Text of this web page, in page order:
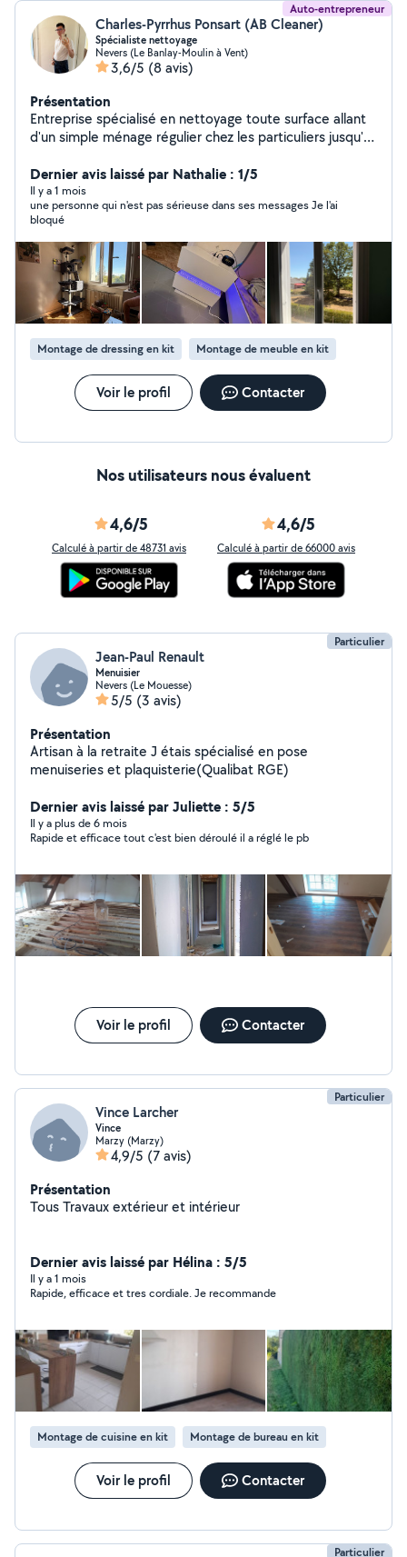
Auto-entrepreneur
Charles-Pyrrhus Ponsart (AB Cleaner)
Spécialiste nettoyage
Nevers (Le Banlay-Moulin à Vent)
3,6/5 (8 avis)
Présentation
Entreprise spécialisé en nettoyage toute surface allant
d'un simple ménage régulier chez les particuliers jusqu'au
également en charge les services d'aide à la personne.
Les tarifs seront fais sur devis, prévoir environ 2/3j
d'attente entre la prise de rdv et le rdv
Dernier avis laissé par Nathalie : 1/5
Il y a 1 mois
une personne qui n'est pas sérieuse dans ses messages Je l'ai
bloqué
Montage de dressing en kit Montage de meuble en kit
Voir le profil Contacter
Nos utilisateurs nous évaluent
4,6/5
Calculé à partir de 48731 avis
4,6/5
Calculé à partir de 66000 avis
Particulier
Jean-Paul Renault
Menuisier
Nevers (Le Mouesse)
5/5 (3 avis)
Présentation
Artisan à la retraite J étais spécialisé en pose
menuiseries et plaquisterie(Qualibat RGE)
Dernier avis laissé par Juliette : 5/5
Il y a plus de 6 mois
Rapide et efficace tout c'est bien déroulé il a réglé le pb
Voir le profil Contacter
Particulier
Vince Larcher
Vince
Marzy (Marzy)
4,9/5 (7 avis)
Présentation
Tous Travaux extérieur et intérieur
Dernier avis laissé par Hélina : 5/5
Il y a 1 mois
Rapide, efficace et tres cordiale. Je recommande
Montage de cuisine en kit Montage de bureau en kit
Voir le profil Contacter
Particulier